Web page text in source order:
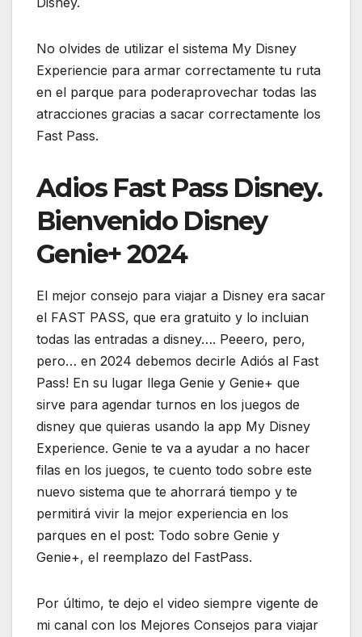
No olvides de utilizar el sistema My Disney
Experiencie para armar correctamente tu ruta
en el parque para poderaprovechar todas las
atracciones gracias a sacar correctamente los
Fast Pass.
Adios Fast Pass Disney.
Bienvenido Disney
Genie+ 2024
El mejor consejo para viajar a Disney era sacar
el FAST PASS, que era gratuito y lo incluian
todas las entradas a disney…. Peeero, pero,
pero… en 2024 debemos decirle Adiós al Fast
Pass! En su lugar llega Genie y Genie+ que
sirve para agendar turnos en los juegos de
disney que quieras usando la app My Disney
Experience. Genie te va a ayudar a no hacer
filas en los juegos, te cuento todo sobre este
nuevo sistema que te ahorrará tiempo y te
permitirá vivir la mejor experiencia en los
parques en el post: Todo sobre Genie y
Genie+, el reemplazo del FastPass.
Por último, te dejo el video siempre vigente de
mi canal con los Mejores Consejos para viajar